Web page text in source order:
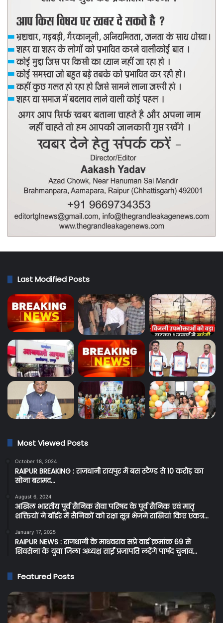
Last Modified Posts
Most Viewed Posts
October 18, 2024
RAIPUR BREAKING : राजधानी रायपुर में बस स्टैण्ड से 10 करोड़ का
सोना बरामद…
August 6, 2024
अखिल भारतीय पूर्व सैनिक सेवा परिषद के पूर्व सैनिक एवं मातृ
शक्तियों ने बॉर्डर में सैनिकों को रक्षा सूत्र भेजने राखियां किए एकत्र…
January 17, 2025
RAIPUR NEWS : राजधानी के माधवराव सप्रे वार्ड क्रमांक 69 से
शिवसेना के युवा जिला अध्यक्ष साईं प्रजापति लड़ेंगे पार्षद चुनाव…
Featured Posts
Raipur
Breaking:
रायपुर